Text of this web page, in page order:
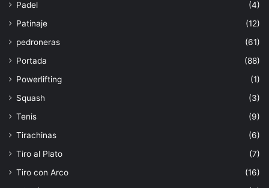
Padel
(4)
Patinaje
(12)
pedroneras
(61)
Portada
(88)
Powerlifting
(1)
Squash
(3)
Tenis
(9)
Tirachinas
(6)
Tiro al Plato
(7)
Tiro con Arco
(16)